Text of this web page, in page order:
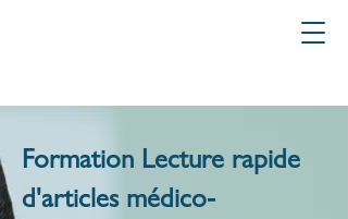
Formation Lecture rapide
d'articles médico-